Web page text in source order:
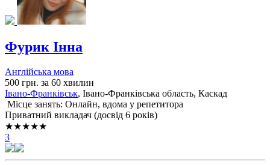
Фурик Інна
Англійська мова
500 грн. за 60 хвилин
Івано-Франківськ, Івано-Франківська область, Каскад
Місце занять: Онлайн, вдома у репетитора
Приватний викладач (досвід 6 років)
★★★★★
3